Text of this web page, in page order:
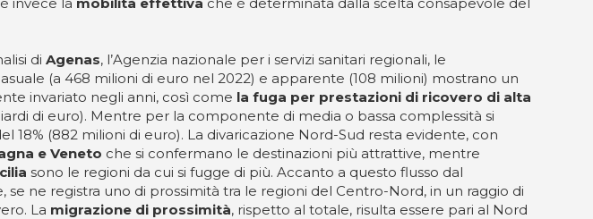
di Agenas, l’Agenzia nazionale per i servizi sanitari regionali, le
(a 468 milioni di euro nel 2022) e apparente (108 milioni) mostrano un
invariato negli anni, così come la fuga per prestazioni di ricovero di alta
di euro). Mentre per la componente di media o bassa complessità si
18% (882 milioni di euro). La divaricazione Nord-Sud resta evidente, con
e Veneto che si confermano le destinazioni più attrattive, mentre
sono le regioni da cui si fugge di più. Accanto a questo flusso dal
se ne registra uno di prossimità tra le regioni del Centro-Nord, in un raggio di
La migrazione di prossimità, rispetto al totale, risulta essere pari al Nord